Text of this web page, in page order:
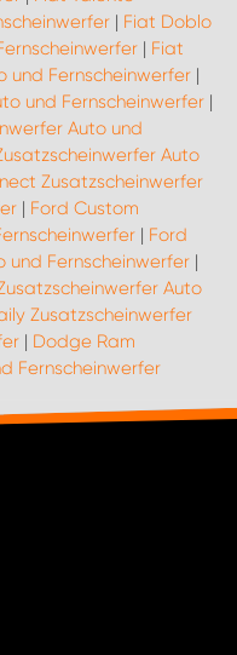
| Fiat Doblo
| Fiat
und Fernscheinwerfer|
und Fernscheinwerfer |
Auto und
Auto
Zusatzscheinwerfer
| Ford Custom
| Ford
und Fernscheinwerfer|
Auto
Zusatzscheinwerfer
| Dodge Ram
Fernscheinwerfer